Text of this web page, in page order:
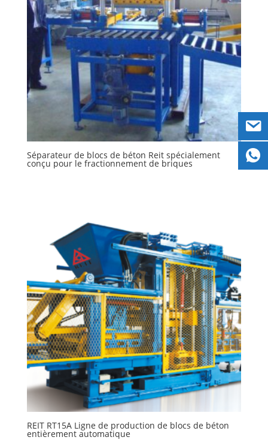
Séparateur de blocs de béton Reit spécialement
conçu pour le fractionnement de briques
REIT RT15A Ligne de production de blocs de béton
entièrement automatique